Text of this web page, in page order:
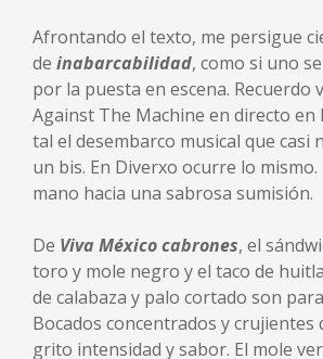
Afrontando el texto, me persigue
de inabarcabilidad, como si uno
por la puesta en escena. Recuerdo
Against The Machine en directo en
tal el desembarco musical que casi
un bis. En Diverxo ocurre lo
mano hacia una sabrosa sumisión.
De Viva México cabrones, el
toro y mole negro y el taco de
de calabaza y palo cortado son
Bocados concentrados y crujientes
grito intensidad y sabor. El mole